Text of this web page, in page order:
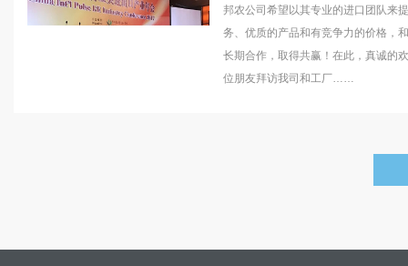
邦农公司希望以其专业的进口团队来
务、优质的产品和有竞争力的价格，
长期合作，取得共赢！在此，真诚的
位朋友拜访我司和工厂……